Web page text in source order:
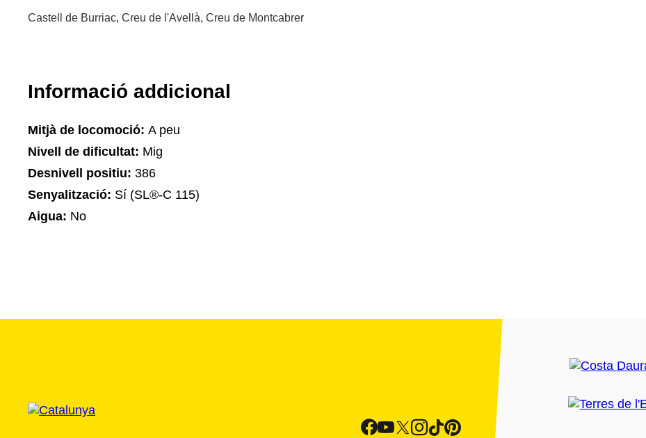
Castell de Burriac, Creu de l'Avellà, Creu de Montcabrer
Informació addicional
Mitjà de locomoció: A peu
Nivell de dificultat: Mig
Desnivell positiu: 386
Senyalització: Sí (SL®-C 115)
Aigua: No